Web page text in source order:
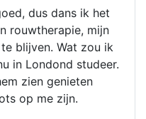
dus dans ik het
rouwtherapie, mijn
blijven. Wat zou ik
in Londond studeer.
zien genieten
op me zijn.